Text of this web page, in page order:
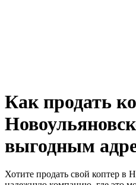
Как продать
выгодным
Хотите продать свой коптер в